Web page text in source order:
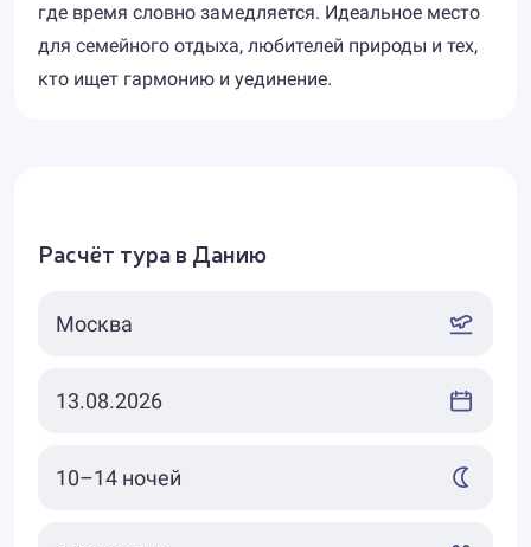
где время словно замедляется. Идеальное место
для семейного отдыха, любителей природы и тех,
кто ищет гармонию и уединение.
Расчёт тура в Данию